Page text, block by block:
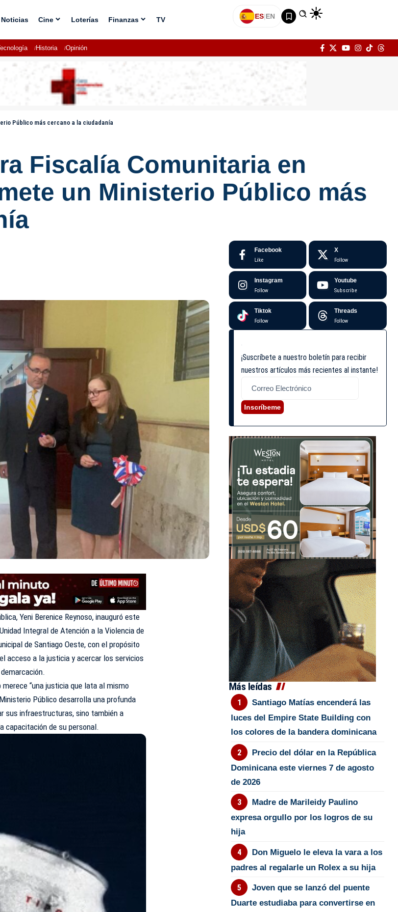
Noticias Cine Loterías Finanzas TV ES|EN
Historia Opinión
Público más cercano a la ciudadanía
Fiscalía Comunitaria en
un Ministerio Público más
Yeni Berenice Reynoso, inauguró este
Integral de Atención a la Violencia de
de Santiago Oeste, con el propósito
acceso a la justicia y acercar los servicios
“una justicia que lata al mismo
Público desarrolla una profunda
sus infraestructuras, sino también a
capacitación de su personal.
Facebook
Like
X
Follow
Instagram
Follow
Youtube
Subscribe
Tiktok
Follow
Threads
Follow
¡Suscríbete a nuestro boletín para recibir
nuestros artículos más recientes al instante!
Inscríbeme
Más leídas
Santiago Matías encenderá las
luces del Empire State Building con
los colores de la bandera dominicana
Precio del dólar en la República
Dominicana este viernes 7 de agosto
de 2026
Madre de Marileidy Paulino
expresa orgullo por los logros de su
hija
Don Miguelo le eleva la vara a los
padres al regalarle un Rolex a su hija
Joven que se lanzó del puente
Duarte estudiaba para convertirse en